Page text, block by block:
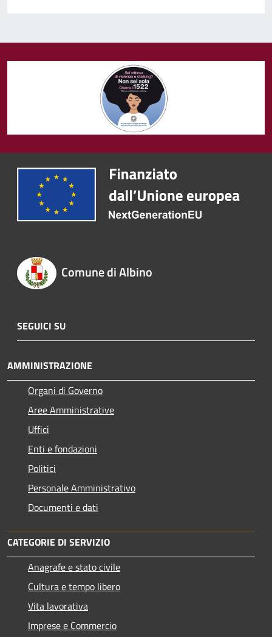
Comune di Albino
SEGUICI SU
AMMINISTRAZIONE
Organi di Governo
Aree Amministrative
Uffici
Enti e fondazioni
Politici
Personale Amministrativo
Documenti e dati
CATEGORIE DI SERVIZIO
Anagrafe e stato civile
Cultura e tempo libero
Vita lavorativa
Imprese e Commercio